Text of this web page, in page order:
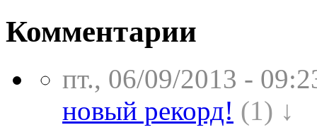
Комментарии
пт., 06/09/2013 -
новый рекорд! (1) ↓